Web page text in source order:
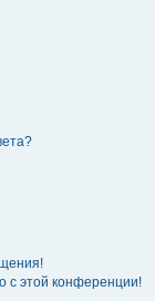
с этой конференции!